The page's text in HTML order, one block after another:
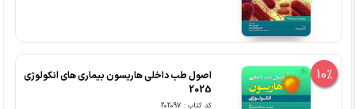
10%
اصول طب داخلی هاریسون بیماری های انکولوژی
2025
کد کتاب : 202097